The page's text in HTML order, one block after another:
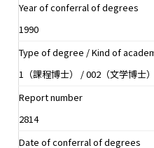
Year of conferral of degrees
1990
Type of degree / Kind of
1（課程博士） / 002（文学博士）
Report number
2814
Date of conferral of degrees